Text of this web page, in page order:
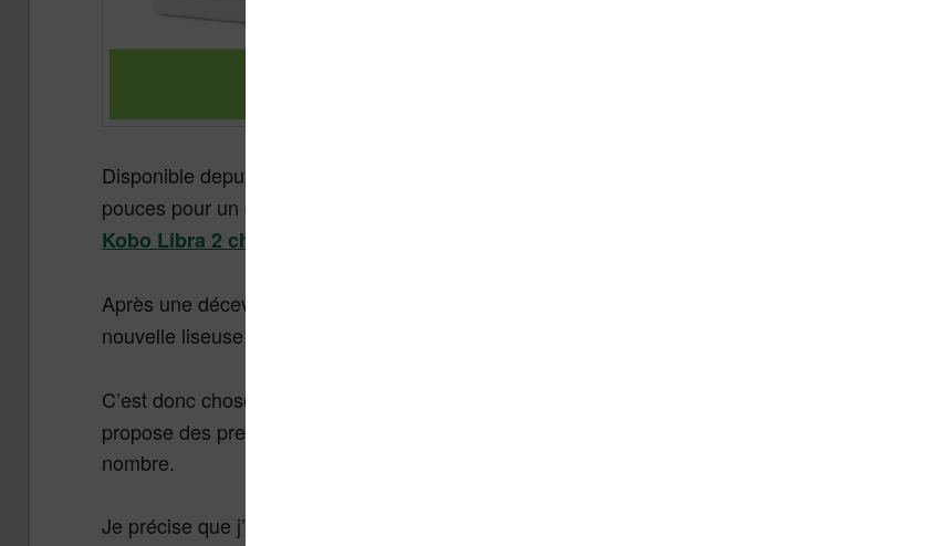
Disponible depuis octobre 2021,
pouces pour un confort de lecture amélioré. Voici
Kobo Libra 2 chez fnac.com
Après une décevante
nouvelle liseuse grand public pour réconcilier ses fidèles utilisateurs avec la marque.
C’est donc chose faite avec
propose des prestations haut de gamme tout en restant accessible financièrement au plus grand
nombre.
Je précise que j’ai acheté cette liseuse (il ne s’agit donc pas d’un modèle de prêt).